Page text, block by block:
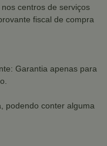
centros de serviços
fiscal de compra
Garantia apenas para
podendo conter alguma